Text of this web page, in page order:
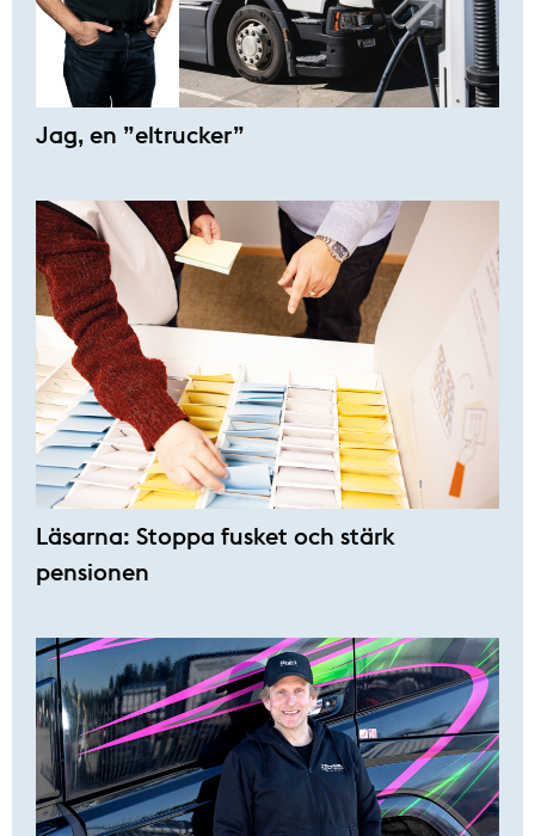
Jag, en ”eltrucker”
Läsarna: Stoppa fusket och stärk
pensionen